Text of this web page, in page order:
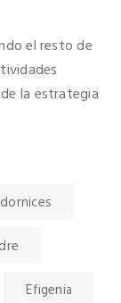
el resto de
la estrategia
Efigenia